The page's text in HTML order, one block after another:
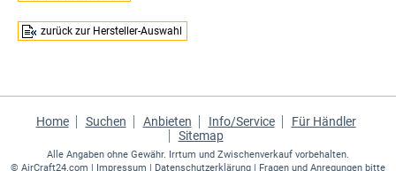
zurück zur Hersteller-Auswahl
Home Suchen Anbieten Info/Service
Für Händler
Sitemap
Alle Angaben ohne Gewähr. Irrtum und Zwischenverkauf vorbehalten.
© AirCraft24.com Impressum Datenschutzerklärung | Fragen und Anregungen bitte